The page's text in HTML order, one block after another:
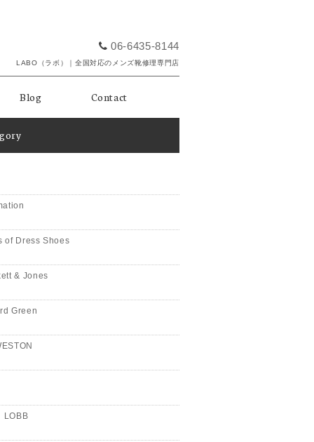
06-6435-8144
LABO（ラボ）｜全国対応のメンズ靴修理専門店
Blog Contact
of Dress Shoes
& Jones
Green
LOBB